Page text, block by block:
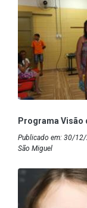
Programa Visão
Publicado em: 30/12/
São Miguel